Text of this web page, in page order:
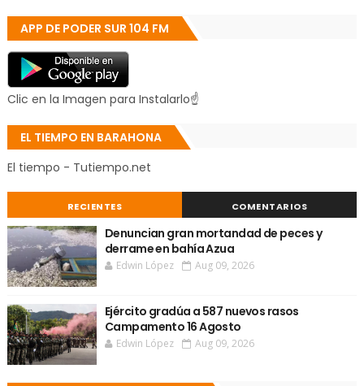
APP DE PODER SUR 104 FM
Clic en la Imagen para Instalarlo☝
EL TIEMPO EN BARAHONA
El tiempo - Tutiempo.net
RECIENTES COMENTARIOS
Denuncian gran mortandad de peces y
derrame en bahía Azua
Edwin López Aug 09, 2026
Ejército gradúa a 587 nuevos rasos
Campamento 16 Agosto
Edwin López Aug 09, 2026